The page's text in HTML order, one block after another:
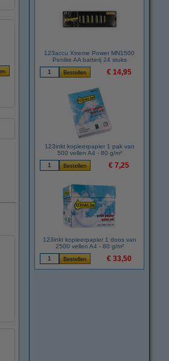
123accu Xtreme Power MN1500
Penlite AA batterij 24 stuks
€ 14,95
123inkt kopieerpapier 1 pak van
500 vellen A4 - 80 g/m²
€ 7,25
123inkt kopieerpapier 1 doos van
2500 vellen A4 - 80 g/m²
€ 33,50